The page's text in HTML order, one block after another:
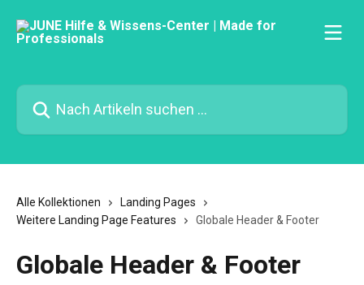
Nach Artikeln suchen …
Alle Kollektionen
Landing Pages
Weitere Landing Page Features
Globale Header & Footer
Globale Header & Footer